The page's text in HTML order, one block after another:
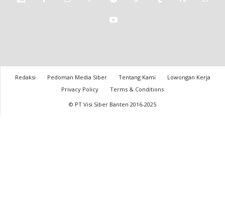
Redaksi Pedoman Media Siber Tentang Kami
Lowongan Kerja
Privacy Policy
Terms & Conditions
© PT Visi Siber Banten 2016-2025